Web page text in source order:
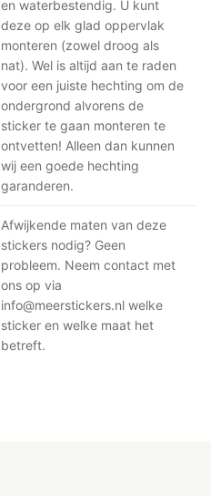
en waterbestendig. U kunt
deze op elk glad oppervlak
monteren (zowel droog als
nat). Wel is altijd aan te raden
voor een juiste hechting om de
ondergrond alvorens de
sticker te gaan monteren te
ontvetten! Alleen dan kunnen
wij een goede hechting
garanderen.
Afwijkende maten van deze
stickers nodig? Geen
probleem. Neem contact met
ons op via
info@meerstickers.nl welke
sticker en welke maat het
betreft.